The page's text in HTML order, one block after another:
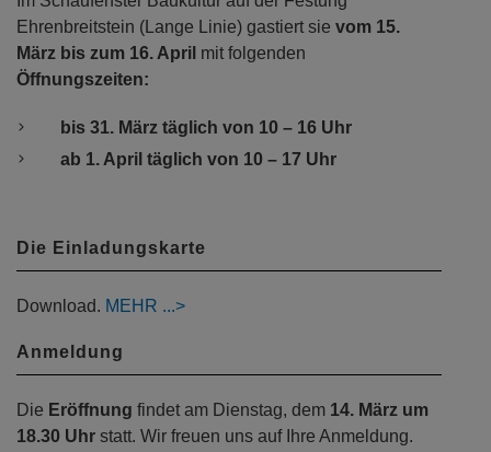
Ehrenbreitstein (Lange Linie) gastiert sie vom 15.
März bis zum 16. April mit folgenden
Öffnungszeiten:
bis 31. März täglich von 10 – 16 Uhr
ab 1. April täglich von 10 – 17 Uhr
Die Einladungskarte
Download. MEHR
Anmeldung
Die Eröffnung findet am Dienstag, dem 14. März um
18.30 Uhr statt. Wir freuen uns auf Ihre Anmeldung.